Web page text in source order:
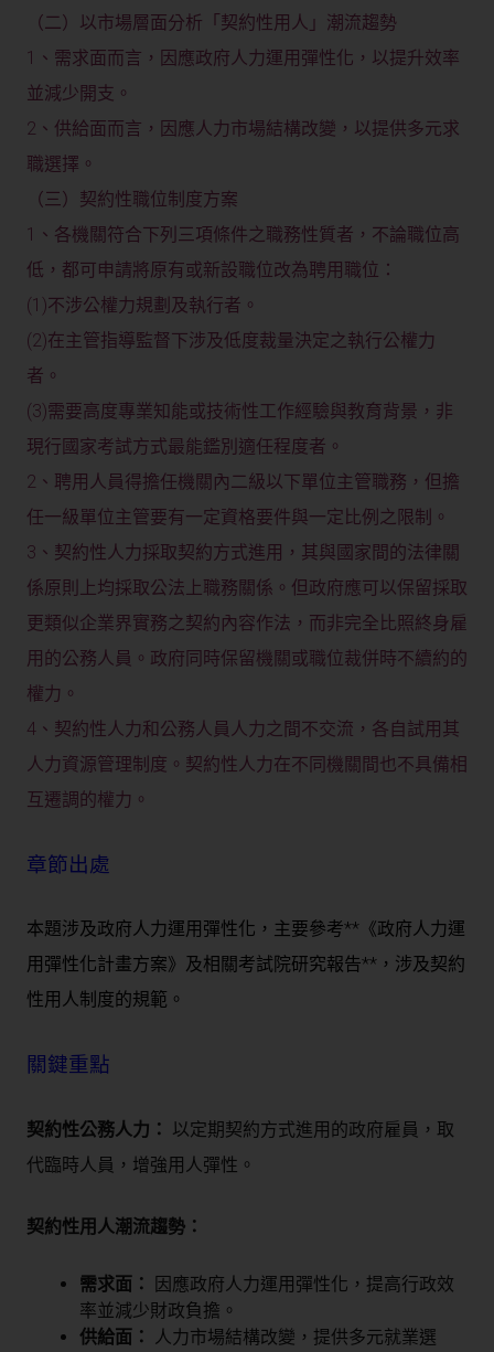
（二）以市場層面分析「契約性用人」潮流趨勢
1、需求面而言，因應政府人力運用彈性化，以提升效率
並減少開支。
2、供給面而言，因應人力市場結構改變，以提供多元求
職選擇。
（三）契約性職位制度方案
1、各機關符合下列三項條件之職務性質者，不論職位高
低，都可申請將原有或新設職位改為聘用職位：
(1)不涉公權力規劃及執行者。
(2)在主管指導監督下涉及低度裁量決定之執行公權力
者。
(3)需要高度專業知能或技術性工作經驗與教育背景，非
現行國家考試方式最能鑑別適任程度者。
2、聘用人員得擔任機關內二級以下單位主管職務，但擔
任一級單位主管要有一定資格要件與一定比例之限制。
3、契約性人力採取契約方式進用，其與國家間的法律關
係原則上均採取公法上職務關係。但政府應可以保留採取
更類似企業界實務之契約內容作法，而非完全比照終身雇
用的公務人員。政府同時保留機關或職位裁併時不續約的
權力。
4、契約性人力和公務人員人力之間不交流，各自試用其
人力資源管理制度。契約性人力在不同機關間也不具備相
互遷調的權力。
章節出處
本題涉及政府人力運用彈性化，主要參考**《政府人力運
用彈性化計畫方案》 及相關考試院研究報告**，涉及契約
性用人制度的規範。
關鍵重點
契約性公務人力： 以定期契約方式進用的政府雇員，取
代臨時人員，增強用人彈性。
契約性用人潮流趨勢：
需求面：
因應政府人力運用彈性化，提高行政效
率並減少財政負擔。
供給面：
人力市場結構改變，提供多元就業選